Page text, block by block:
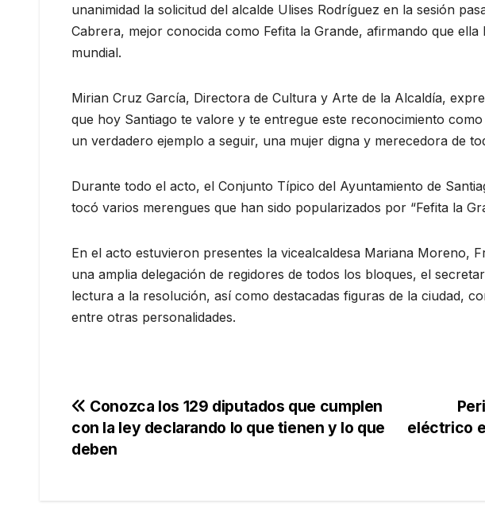
unanimidad la solicitud del alcalde Ulises Rodríguez en la sesión
Cabrera, mejor conocida como Fefita la Grande, afirmando que
mundial.
Mirian Cruz García, Directora de Cultura y Arte de la Alcaldía,
que hoy Santiago te valore y te entregue este reconocimiento
un verdadero ejemplo a seguir, una mujer digna y merecedora de
Durante todo el acto, el Conjunto Típico del Ayuntamiento de
tocó varios merengues que han sido popularizados por “Fefita la
En el acto estuvieron presentes la vicealcaldesa Mariana Moreno,
una amplia delegación de regidores de todos los bloques, el
lectura a la resolución, así como destacadas figuras de la ciudad,
entre otras personalidades.
Navegación
de
eléctrico
Conozca los 129 diputados que cumplen
con la ley declarando lo que tienen y lo que
deben